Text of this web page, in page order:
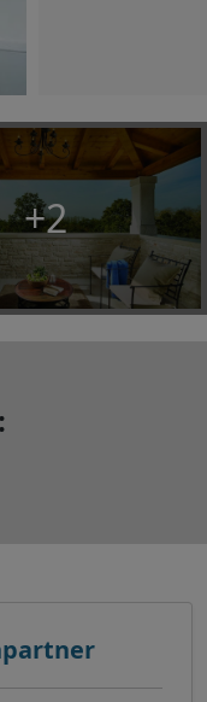
+2
und Analytische-
Inhalte.
Inhalte oder die
den Checkboxen
zulassen:
notwendigen
Drittanbieter-Inhalte.